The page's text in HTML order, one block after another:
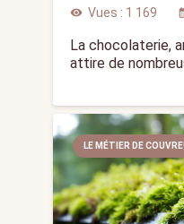
visibility Vues : 1 169
La chocolaterie,
attire de
LE MÉTIER DE